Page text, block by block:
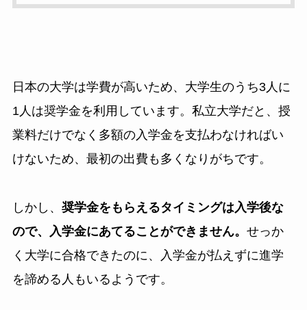
日本の大学は学費が高いため、大学生のうち3人に
1人は奨学金を利用しています。私立大学だと、授
業料だけでなく多額の入学金を支払わなければい
けないため、最初の出費も多くなりがちです。
しかし、 奨学金をもらえるタイミングは入学後な
ので、入学金にあてることができません。 せっか
く大学に合格できたのに、入学金が払えずに進学
を諦める人もいるようです。